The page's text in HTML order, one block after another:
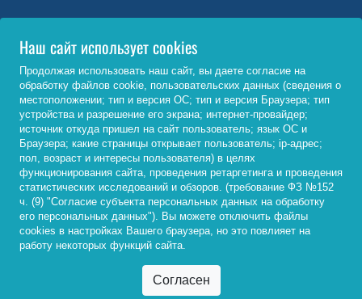
Министерство науки и высшего образования РФ
http://www.minobrnauki.gov.ru/
Министерство просвещения РФ
https://edu.gov.ru/
Федеральный портал «Российское образование»
http://www.edu.ru/
© 2026, ФГБОУ ВО «Байкальский государственный
университет»
Наш сайт использует cookies
Продолжая использовать наш сайт, вы даете согласие на
обработку файлов cookie, пользовательских данных (сведения о
местоположении; тип и версия ОС; тип и версия Браузера; тип
устройства и разрешение его экрана; интернет-провайдер;
источник откуда пришел на сайт пользователь; язык ОС и
Браузера; какие страницы открывает пользователь; ip-адрес;
пол, возраст и интересы пользователя) в целях
функционирования сайта, проведения ретаргетинга и проведения
статистических исследований и обзоров. (требование ФЗ №152
ч. (9) "Согласие субъекта персональных данных на обработку
его персональных данных"). Вы можете отключить файлы
cookies в настройках Вашего браузера, но это повлияет на
работу некоторых функций сайта.